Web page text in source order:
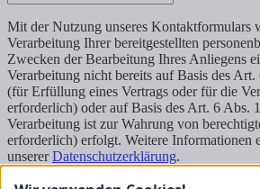
Mit der Nutzung unseres Kontaktformulars
Verarbeitung Ihrer bereitgestellten
Zwecken der Bearbeitung Ihres Anliegens
Verarbeitung nicht bereits auf Basis des
(für Erfüllung eines Vertrags oder für die
erforderlich) oder auf Basis des Art. 6
Verarbeitung ist zur Wahrung von
erforderlich) erfolgt. Weitere Informationen
unsererDatenschutzerklärung.